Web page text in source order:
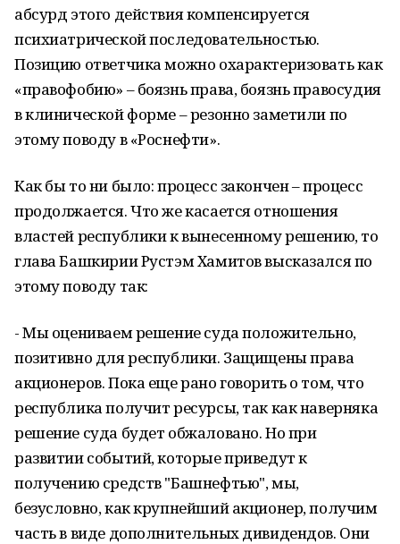
абсурд этого действия компенсируется
психиатрической последовательностью.
Позицию ответчика можно охарактеризовать как
«правофобию» – боязнь права, боязнь правосудия
в клинической форме – резонно заметили по
этому поводу в «Роснефти».
Как бы то ни было: процесс закончен – процесс
продолжается. Что же касается отношения
властей республики к вынесенному решению, то
глава Башкирии Рустэм Хамитов высказался по
этому поводу так:
- Мы оцениваем решение суда положительно,
позитивно для республики. Защищены права
акционеров. Пока еще рано говорить о том, что
республика получит ресурсы, так как наверняка
решение суда будет обжаловано. Но при
развитии событий, которые приведут к
получению средств "Башнефтью", мы,
безусловно, как крупнейший акционер, получим
часть в виде дополнительных дивидендов. Они